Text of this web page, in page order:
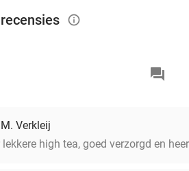
info_outlined
Verkleij
lekkere high tea, goed verzorgd en